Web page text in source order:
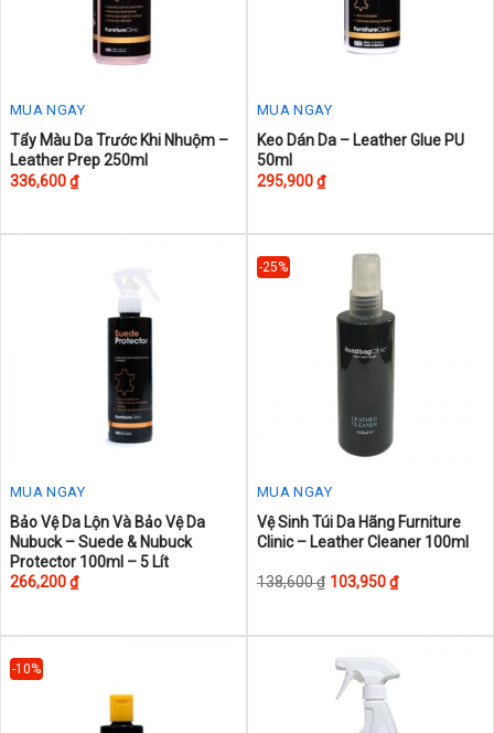
MUA NGAY
This
product
has
Tẩy Màu Da Trước Khi Nhuộm –
Leather Prep 250ml
336,600₫
MUA NGAY
Keo Dán Da – Leather Glue PU
50ml
295,900₫
MUA NGAY
This
product
has
options
Bảo Vệ Da Lộn Và Bảo Vệ Da
Nubuck – Suede & Nubuck
Protector 100ml – 5 Lít
266,200₫
-25%
MUA NGAY
This
product
has
Vệ Sinh Túi Da Hãng Furniture
Clinic – Leather Cleaner 100ml
138,600₫ 103,950₫
-10%